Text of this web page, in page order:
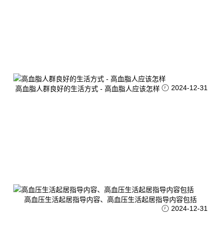
高血脂人群良好的生活方式 - 高血脂人应该怎样 2024-12-31
高血压生活起居指导内容、高血压生活起居指导内容包括
2024-12-31